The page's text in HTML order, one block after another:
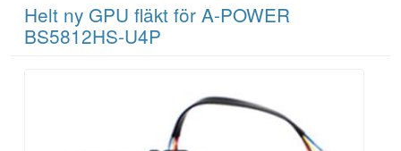
Helt ny GPU fläkt för A-POWER
BS5812HS-U4P